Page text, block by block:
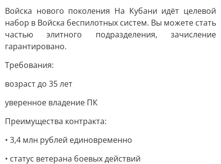
Войска нового поколения На Кубани идёт целевой
набор в Войска беспилотных систем. Вы можете стать
частью элитного подразделения, зачисление
гарантировано.
Требования:
возраст до 35 лет
уверенное владение ПК
Преимущества контракта:
• 3,4 млн рублей единовременно
• статус ветерана боевых действий